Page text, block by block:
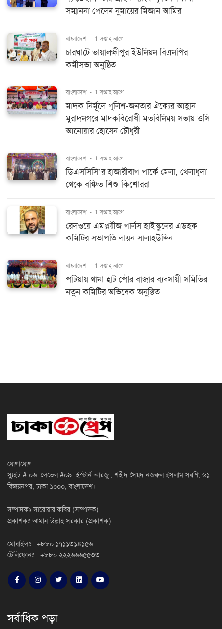
সম্মাননা পেলেন নুমায়ের মিজান আমির
বাংলাদেশ - 1 সপ্তাহ আগে
চারঘাটে ভায়ালক্ষীপুর ইউনিয়ন বিএনপির
কর্মীসভা অনুষ্ঠিত
বাংলাদেশ - 1 সপ্তাহ আগে
মাদক নির্মূলে পুলিশ-জনতার ঐক্যের আহ্বান
মুরাদনগরে মাদকবিরোধী মতবিনিময় সভায় ওসি
আনোয়ার হোসেন চৌধুরী
বাংলাদেশ - 1 সপ্তাহ আগে
ডিএসসিসি’র হাজারীবাগ পার্কে মেলা, খেলাধুলা
থেকে বঞ্চিত শিশু-কিশোররা
বাংলাদেশ - 1 সপ্তাহ আগে
রেলওয়ে এমপ্লয়ীজ গার্লস হাইস্কুলের এডহক
কমিটির সভাপতি লায়ন সালাহউদ্দিন
বাংলাদেশ - 1 সপ্তাহ আগে
পটিয়ায় থানা হাট পৌর বাজার ব্যবসায়ী সমিতির
নতুন কমিটির অভিষেক অনুষ্ঠিত
যোগাযোগ
স্যুইট # ০৬, লেভেল #০৯, ইস্টার্ন আরজু , শহীদ সৈয়দ নজরুল ইসলাম সরণি, ৬১,
বিজয়নগর, ঢাকা ১০০০, বাংলাদেশ।
সম্পাদকঃ সারোয়ার কবির (সম্পাদক)
প্রকাশকঃ আমান উল্লাহ সরকার (প্রকাশক)
মোবাইলঃ +৮৮০ ১৭১১৩১৪১৫৬
টেলিফোনঃ +৮৮০ ২২২৬৬৬৫৫৩৩
সর্বাধিক পড়া